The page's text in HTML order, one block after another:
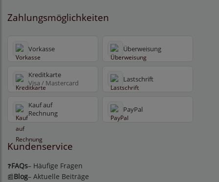
Zahlungsmöglichkeiten
Vorkasse Überweisung
Kreditkarte
Visa / Mastercard Lastschrift
Kauf auf
Rechnung
PayPal
Kundenservice
❓FAQs– Häufige Fragen
📰Blog– Aktuelle Beiträge